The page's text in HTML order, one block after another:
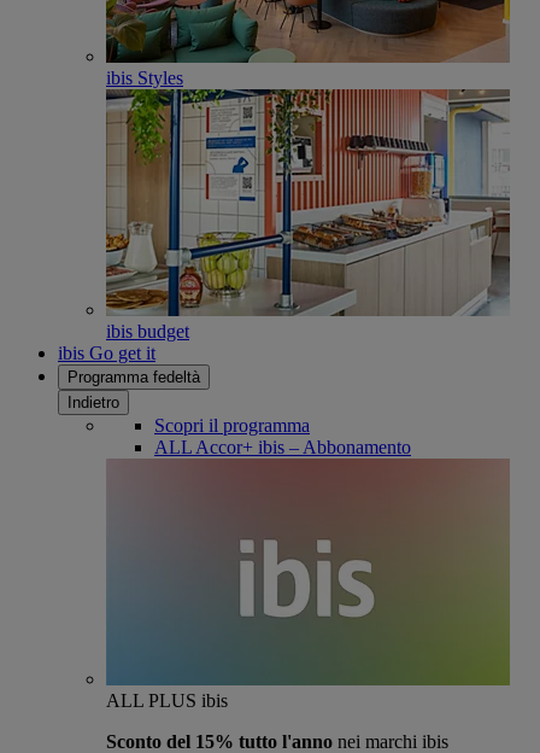
ibis Styles
ibis budget
ibis Go get it
Programma fedeltà
Indietro
Scopri il programma
ALL Accor+ ibis – Abbonamento
ALL PLUS ibis
Sconto del 15% tutto l'anno nei marchi ibis